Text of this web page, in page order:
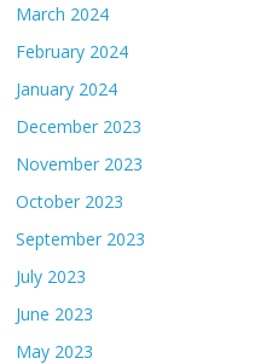
March 2024
February 2024
January 2024
December 2023
November 2023
October 2023
September 2023
July 2023
June 2023
May 2023